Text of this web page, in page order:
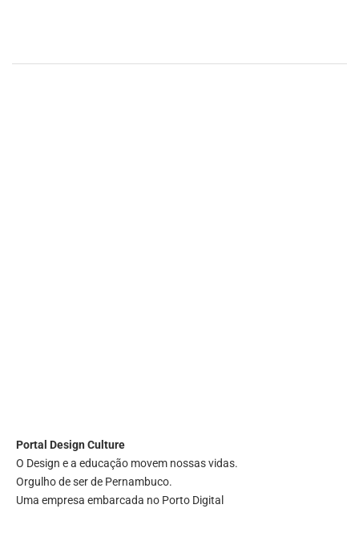
Portal Design Culture
O Design e a educação movem nossas vidas.
Orgulho de ser de Pernambuco.
Uma empresa embarcada no Porto Digital